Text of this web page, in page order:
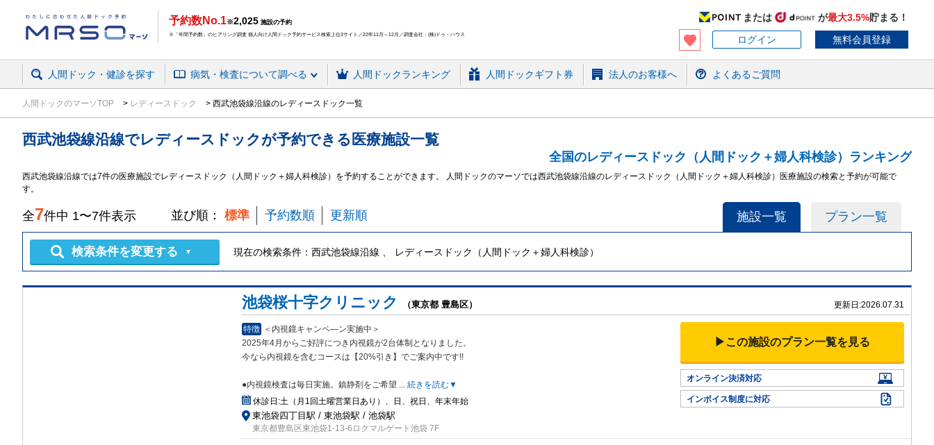
予約数No.1※2,025 施設の予約
※「年間予約数」のヒアリング調査 個人向け人間ドック予約サービス検索上位3サイト／22年11月～12月／調査会社：(株)ドゥ・ハウス
または が最大3.5%貯まる！
ログイン
無料会員登録
人間ドック・健診を探す 病気・検査について調べる 人間ドックランキング 人間ドックギフト券 法人のお客様へ よくあるご質問
人間ドックのマーソTOP レディースドック 西武池袋線沿線のレディースドック一覧
西武池袋線沿線でレディースドックが予約できる 医療施設一覧
全国のレディースドック（人間ドック＋婦人科検診）ランキング
西武池袋線沿線では7件の医療施設でレディースドック（人間ドック＋婦人科検診）を予約することができます。 人間ドックのマーソでは西武池袋線沿線のレディースドック（人間ドック＋婦人科検診）医療施設の検索と予約が可能で
す。
施設一覧 プラン一覧
全7件中 1〜7件表示 並び順： 標準 予約数順 更新順
検索条件を変更する ▼ 現在の検索条件： 西武池袋線沿線 、 レディースドック（人間ドック＋婦人科検診）
池袋桜十字クリニック （東京都 豊島区） 更新日:2026.07.31
特徴 ＜内視鏡キャンペ―ン実施中＞
2025年4月からご好評につき内視鏡が2台体制となりました。
今な ら内視鏡を含むコースは【20%引き】でご案内中です!!
●内視鏡検査は毎日実施。鎮静剤をご希望 ... 続きを読む▼
休診日:土（月1回土曜営業日あり）、日、祝日、年末年始
東池袋四丁目駅 / 東池袋駅 / 池袋駅
東京都豊島区東池袋1-13-6ロクマルゲート池袋 7F
▶この施設のプラン一覧を見る
オンライン決済対応
インボイス制度に対応